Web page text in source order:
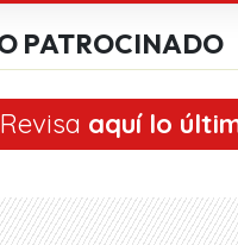
PATROCINADO
Revisa aquí lo